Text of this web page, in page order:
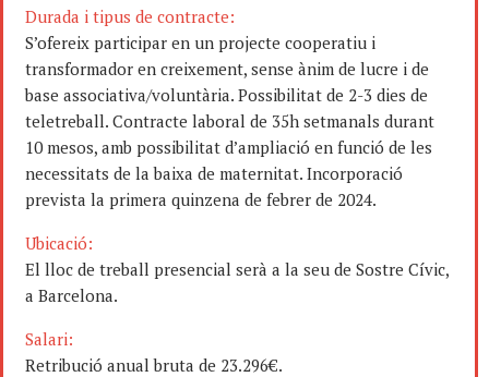
Durada i tipus de contracte:
S’ofereix participar en un projecte cooperatiu i
transformador en creixement, sense ànim de lucre i de
base associativa/voluntària. Possibilitat de 2-3 dies de
teletreball. Contracte laboral de 35h setmanals durant
10 mesos, amb possibilitat d’ampliació en funció de les
necessitats de la baixa de maternitat. Incorporació
prevista la primera quinzena de febrer de 2024.
Ubicació:
El lloc de treball presencial serà a la seu de Sostre Cívic,
a Barcelona.
Salari:
Retribució anual bruta de 23.296€.